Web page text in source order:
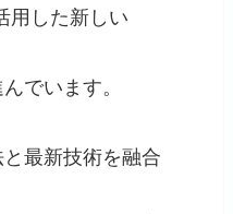
用した新しい
でいます。
最新技術を融合